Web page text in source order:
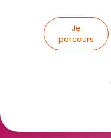
Je
parcours